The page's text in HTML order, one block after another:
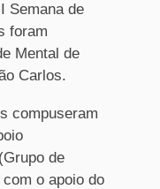
Semana de
foram
Mental de
Carlos.
compuseram
de
o apoio do